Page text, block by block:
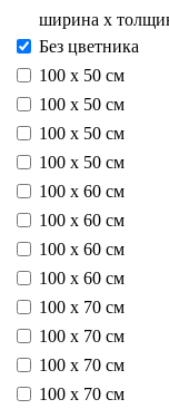
ширина х
Без цветника
100 х 50 см
100 х 50 см
100 х 50 см
100 х 50 см
100 х 60 см
100 х 60 см
100 х 60 см
100 х 60 см
100 х 70 см
100 х 70 см
100 х 70 см
100 х 70 см